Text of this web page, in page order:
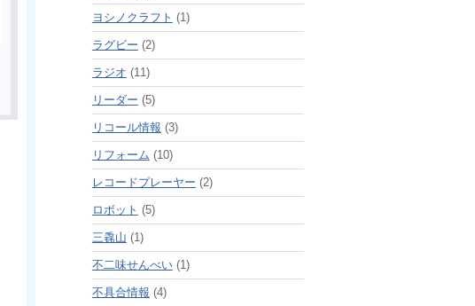
ヨシノクラフト (1)
ラグビー (2)
ラジオ (11)
リーダー (5)
リコール情報 (3)
リフォーム (10)
レコードプレーヤー (2)
ロボット (5)
三毳山 (1)
不二味せんべい(1)
不具合情報 (4)